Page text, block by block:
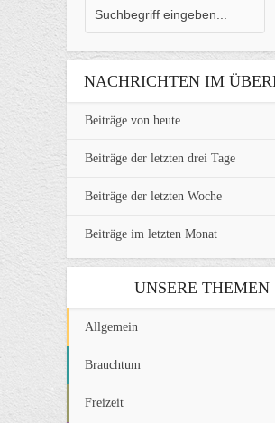
NACHRICHTEN IM
Beiträge von heute
Beiträge der letzten drei Tage
Beiträge der letzten Woche
Beiträge im letzten Monat
UNSERE THEMEN
Allgemein
Brauchtum
Freizeit